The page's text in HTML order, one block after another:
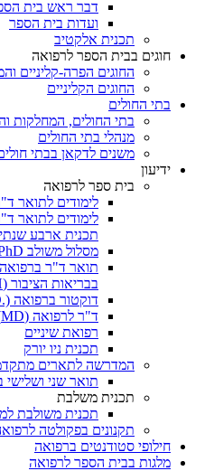
דבר ראש בית
ועדות בית הספר
תכנית אלקטיב
חוגים בבית הספר לרפואה
החוגים הפרה-קליניים
החוגים הקליניים
בתי החולים
בתי החולים, המחלקות
מנהלי בתי החולים
משנים לדקאן בבתי
ידיעון
בית ספר לרפואה
לימודים לתואר
לימודים לתואר
תכנית ארבע
מסלול משולב MD PhD
בבריאות הציבור (M.P.H)
דוקטור ברפואה (.M.D) ובהנדסה ביו-רפואית
ד"ר לרפואה (MD) ובביואינפורמטיקה
רפואת שיניים
תכנית ניו יורק
המדרשה לתארים
תואר שני
תכנית משלבת
תכנית משולבת
תקנונים בפקולטה
חילופי סטודנטים ברפואה
מלגות בבית הספר לרפואה